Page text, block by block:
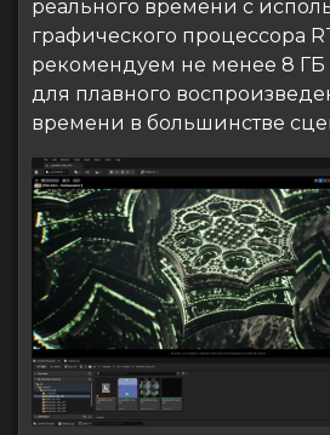
реального времени с
графического процессора
рекомендуем не менее 8
для плавного
времени в большинстве